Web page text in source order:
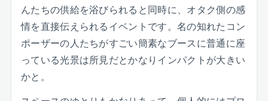
んたちの供給を浴びられると同時に、オタク側の感
情を直接伝えられるイベントです。名の知れたコン
ポーザーの人たちがすごい簡素なブースに普通に座
っている光景は所見だとかなりインパクトが大きい
かと。